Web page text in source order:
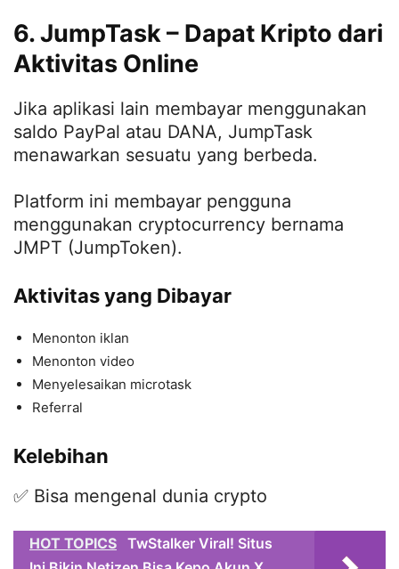
6. JumpTask – Dapat Kripto dari
Aktivitas Online
Jika aplikasi lain membayar menggunakan
saldo PayPal atau DANA, JumpTask
menawarkan sesuatu yang berbeda.
Platform ini membayar pengguna
menggunakan cryptocurrency bernama
JMPT (JumpToken).
Aktivitas yang Dibayar
Menonton iklan
Menonton video
Menyelesaikan microtask
Referral
Kelebihan
✅ Bisa mengenal dunia crypto
HOT TOPICS TwStalker Viral! Situs